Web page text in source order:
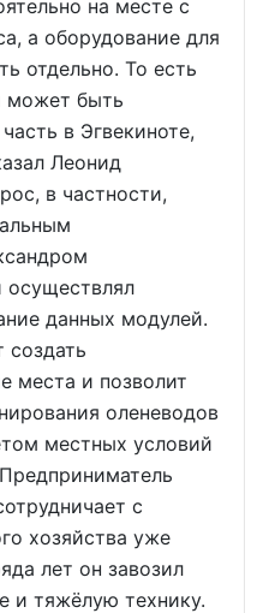
на месте с
а оборудование для
отдельно. То есть
может быть
в Эгвекиноте,
Леонид
в частности,
осуществлял
данных модулей.
места и позволит
оленеводов
местных условий
с
хозяйства уже
лет он завозил
и тяжёлую технику.